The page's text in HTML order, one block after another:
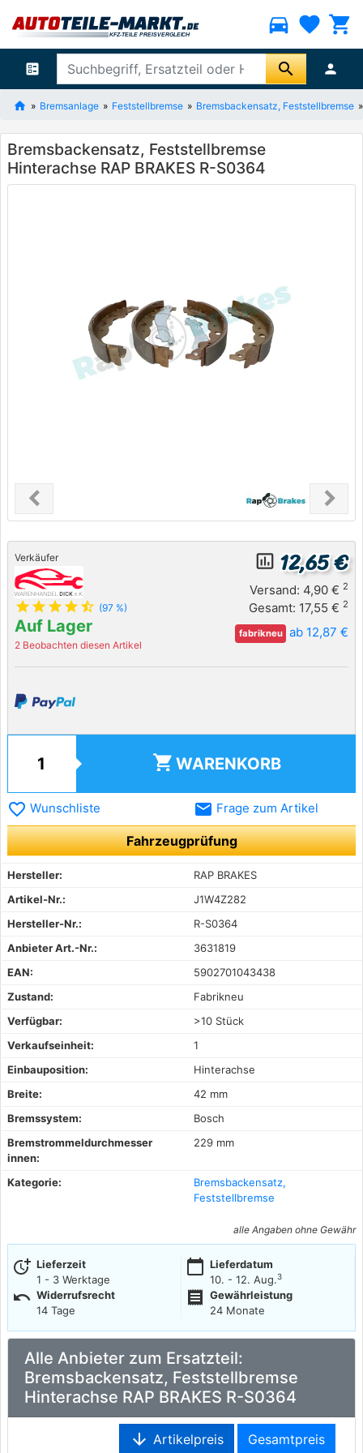
directions_car favorite shopping_cart
ballot search person
Bremsanlage Feststellbremse Bremsbackensatz, Feststellbremse
Bremsbackensatz, Feststellbremse
Hinterachse RAP BRAKES R-S0364
chevron_leftPrevious chevron_right
Next
Verkäufer
star star star star star_half (97 %)
Auf Lager
2 Beobachten diesen Artikel
insert_chart_outlined 12,65 €
Versand: 4,90 € 2
Gesamt: 17,55 € 2
fabrikneu ab 12,87 €
shopping_cart WARENKORB
favorite_border Wunschliste email Frage zum Artikel
Fahrzeugprüfung
Hersteller:
RAP BRAKES
Artikel-Nr.:
J1W4Z282
Hersteller-Nr.:
R-S0364
Anbieter Art.-Nr.:
3631819
EAN:
5902701043438
Zustand:
Fabrikneu
Verfügbar:
>10 Stück
Verkaufseinheit:
1
Einbauposition:
Hinterachse
Breite:
42 mm
Bremssystem:
Bosch
Bremstrommeldurchmesser
innen:
229 mm
Kategorie:
Bremsbackensatz,
Feststellbremse
alle Angaben ohne Gewähr
more_time Lieferzeit
1 - 3 Werktage
calendar_today Lieferdatum
10. - 12. Aug.3
undo Widerrufsrecht
14 Tage
receipt
Gewährleistung
24 Monate
Alle Anbieter zum Ersatzteil:
Bremsbackensatz, Feststellbremse
Hinterachse RAP BRAKES R-S0364
arrow_downward Artikelpreis Gesamtpreis